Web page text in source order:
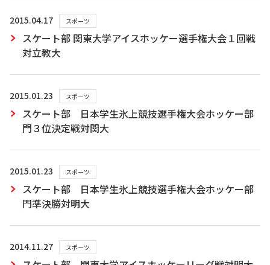
2015.04.17 スポーツ
スケート部 関東大学アイスホッケー選手権大会１回戦
対立教大
2015.01.23 スポーツ
スケート部 日本学生氷上競技選手権大会ホッケー部
門３位決定戦対関大
2015.01.23 スポーツ
スケート部 日本学生氷上競技選手権大会ホッケー部
門準決勝対明大
2014.11.27 スポーツ